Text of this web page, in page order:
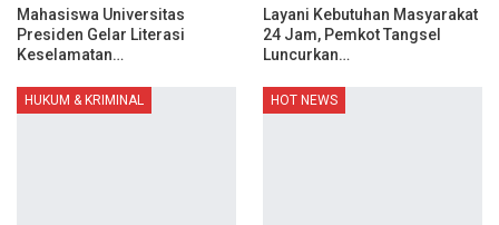
Mahasiswa Universitas
Presiden Gelar Literasi
Keselamatan…
Layani Kebutuhan Masyarakat
24 Jam, Pemkot Tangsel
Luncurkan…
HUKUM & KRIMINAL HOT NEWS